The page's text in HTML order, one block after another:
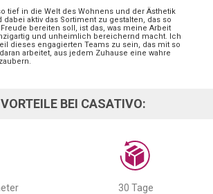
tief in die Welt des Wohnens und der Ästhetik
aktiv das Sortiment zu gestalten, das so
bereiten soll, ist das, was meine Arbeit
und unheimlich bereichernd macht. Ich
dieses engagierten Teams zu sein, das mit so
arbeitet, aus jedem Zuhause eine wahre
BEI CASATIVO:
30 Tage